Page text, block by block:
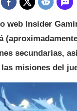
web Insider
secundarias,
misiones del